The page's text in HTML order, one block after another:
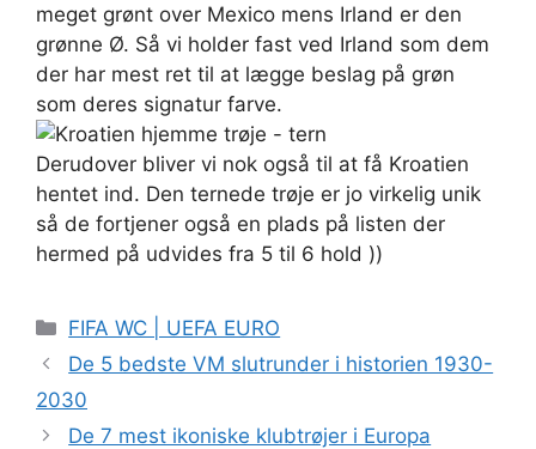
meget grønt over Mexico mens Irland er den
grønne Ø. Så vi holder fast ved Irland som dem
der har mest ret til at lægge beslag på grøn
som deres signatur farve.
Derudover bliver vi nok også til at få Kroatien
hentet ind. Den ternede trøje er jo virkelig unik
så de fortjener også en plads på listen der
hermed på udvides fra 5 til 6 hold ))
Kategorier
FIFA WC | UEFA EURO
De 5 bedste VM slutrunder i historien 1930-
2030
De 7 mest ikoniske klubtrøjer i Europa